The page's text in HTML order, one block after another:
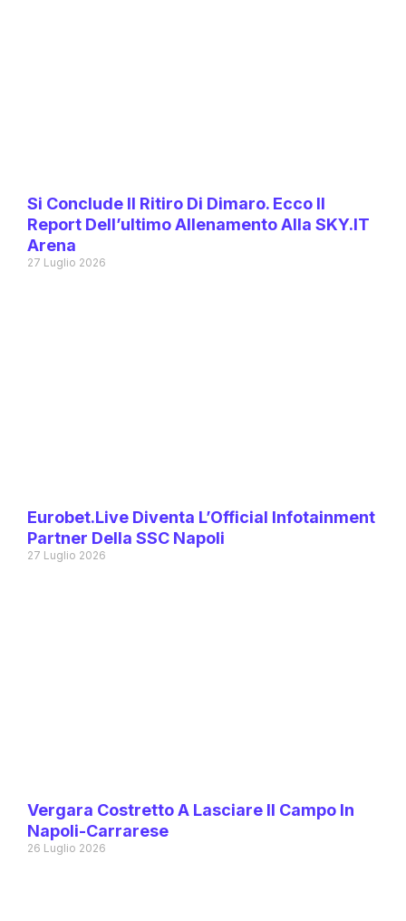
Si Conclude Il Ritiro Di Dimaro. Ecco Il
Report Dell’ultimo Allenamento Alla SKY.IT
Arena
27 Luglio 2026
Eurobet.live Diventa L’Official Infotainment
Partner Della SSC Napoli
27 Luglio 2026
Vergara Costretto A Lasciare Il Campo In
Napoli-Carrarese
26 Luglio 2026